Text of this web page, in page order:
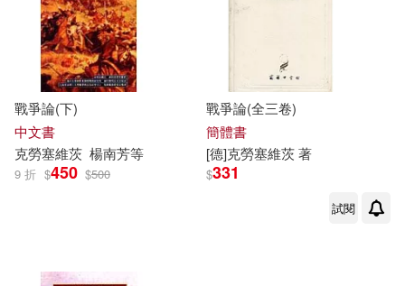
戰爭論(下)
中文書
克勞塞維茨 楊南芳等
9 折 $450 $500
戰爭論(全三卷)
簡體書
[德]克勞塞維茨著
$331
試閱